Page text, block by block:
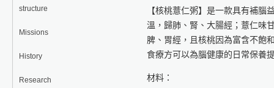
structure
Missions
History
Research
【核桃薏仁粥】是一款具有補腦
溫，歸肺、腎、大腸經；薏仁味
脾、胃經，且核桃因為富含不飽
食療方可以為腦健康的日常保養
材料：